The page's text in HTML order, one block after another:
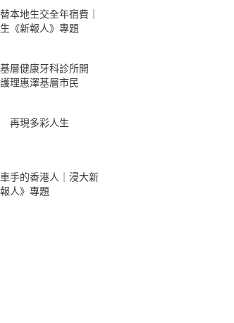
本地生交全年宿費｜
《新報人》專題
層健康牙科診所開
理惠澤基層市民
再現多彩人生
手的香港人｜浸大新
人》專題